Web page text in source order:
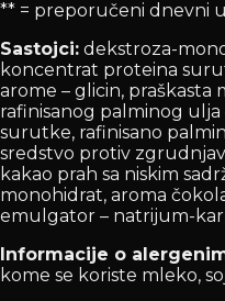
** = preporučeni dnevni
Sastojci: dekstroza-
koncentrat proteina
arome – glicin, praškasta
rafinisanog palminog
surutke, rafinisano
sredstvo protiv
kakao prah sa niskim
monohidrat, aroma
emulgator – natrijum-
Informacije o
kome se koriste mleko,